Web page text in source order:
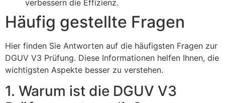
verbessern die Effizienz.
Häufig gestellte Fragen
Hier finden Sie Antworten auf die häufigsten Fragen zur
DGUV V3 Prüfung. Diese Informationen helfen Ihnen, die
wichtigsten Aspekte besser zu verstehen.
1. Warum ist die DGUV V3